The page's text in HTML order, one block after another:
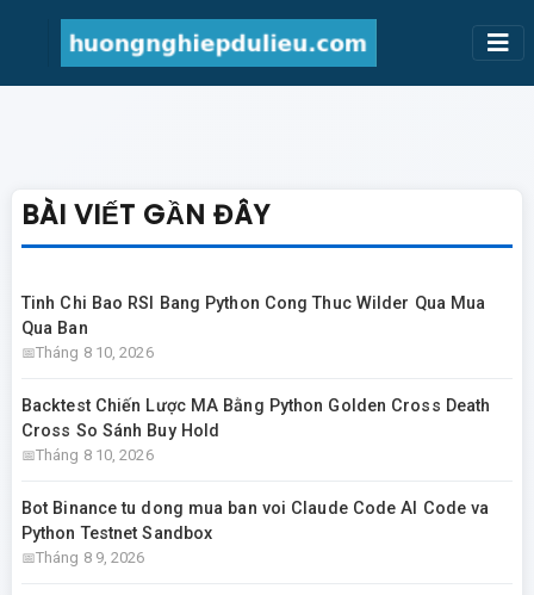
BÀI VIẾT GẦN ĐÂY
Tinh Chi Bao RSI Bang Python Cong Thuc Wilder Qua Mua
Qua Ban
Tháng 8 10, 2026
Backtest Chiến Lược MA Bằng Python Golden Cross Death
Cross So Sánh Buy Hold
Tháng 8 10, 2026
Bot Binance tu dong mua ban voi Claude Code AI Code va
Python Testnet Sandbox
Tháng 8 9, 2026